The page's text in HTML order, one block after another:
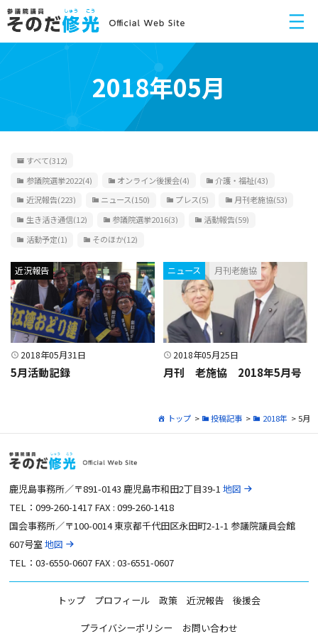
2018年05月
すべて(312)
参議院選挙2022(4) オンライン後援会(4) 介護・福祉(43)
近況報告(223) ニュース(150) プレス(5) 月刊老施協(53)
生き活き通信(12) 参議院選挙2016(3) 活動報告(59)
活動予定(1) そのほか(12)
2018年05月31日
5月活動記録
近況報告
2018年05月25日
月刊 老施協 2018年5月号
ニュース 月刊老施協
トップ > 投稿記事 > 2018年 > 5月
鹿児島事務所／〒891-0143 鹿児島市和田2丁目39-1地図
TEL：099-260-1417 FAX : 099-260-1418
国会事務所／〒100-0014 東京都千代田区永田町2-1-1 参議院議員会館
607号室地図
TEL：03-6550-0607 FAX : 03-6551-0607
トップ プロフィール 政策 近況報告 後援会
プライバシーポリシー お問い合わせ